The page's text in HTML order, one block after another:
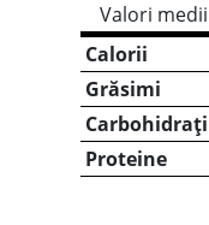
Valori
Calorii
Grăsimi
Carbohidrați
Proteine